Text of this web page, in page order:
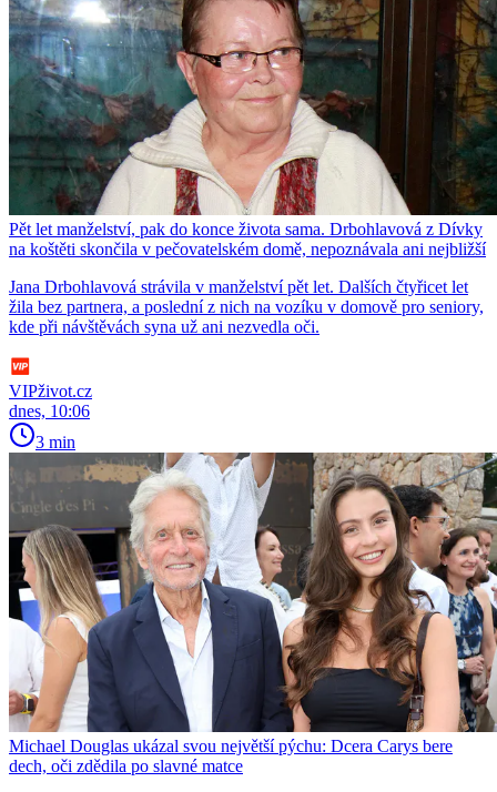
Pět let manželství, pak do konce života sama. Drbohlavová z Dívky
na koštěti skončila v pečovatelském domě, nepoznávala ani nejbližší
Jana Drbohlavová strávila v manželství pět let. Dalších čtyřicet let
žila bez partnera, a poslední z nich na vozíku v domově pro seniory,
kde při návštěvách syna už ani nezvedla oči.
VIPživot.cz
dnes, 10:06
3 min
Michael Douglas ukázal svou největší pýchu: Dcera Carys bere
dech, oči zdědila po slavné matce